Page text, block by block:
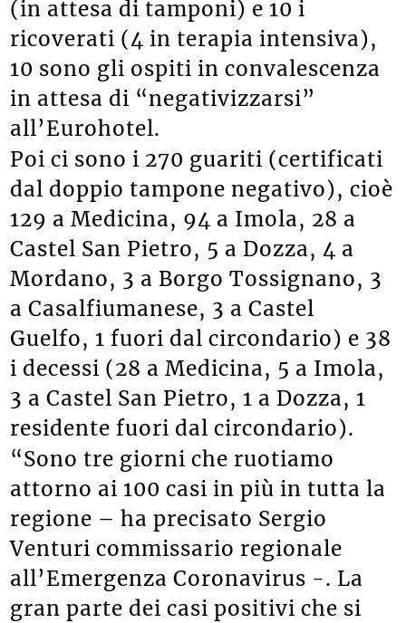
(in attesa di tamponi) e 10 i
ricoverati (4 in terapia intensiva),
10 sono gli ospiti in convalescenza
in attesa di “negativizzarsi”
all’Eurohotel.
Poi ci sono i 270 guariti (certificati
dal doppio tampone negativo), cioè
129 a Medicina, 94 a Imola, 28 a
Castel San Pietro, 5 a Dozza, 4 a
Mordano, 3 a Borgo Tossignano, 3
a Casalfiumanese, 3 a Castel
Guelfo, 1 fuori dal circondario) e 38
i decessi (28 a Medicina, 5 a Imola,
3 a Castel San Pietro, 1 a Dozza, 1
residente fuori dal circondario).
“Sono tre giorni che ruotiamo
attorno ai 100 casi in più in tutta la
regione – ha precisato Sergio
Venturi commissario regionale
all’Emergenza Coronavirus -. La
gran parte dei casi positivi che si